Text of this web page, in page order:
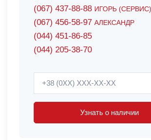
(067) 437-88-88 ИГОРЬ (СЕРВИС)
(067) 456-58-97 АЛЕКСАНДР
(044) 451-86-85
(044) 205-38-70
Узнать о наличии